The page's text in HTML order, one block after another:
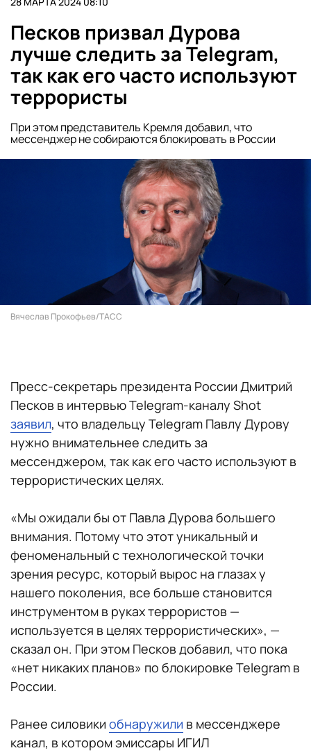
Песков призвал Дурова
лучше следить за Telegram,
так как его часто используют
террористы
При этом представитель Кремля добавил, что
мессенджер не собираются блокировать в России
Вячеслав Прокофьев/ТАСС
Пресс-секретарь президента России Дмитрий
Песков в интервью Telegram-каналу Shot
заявил, что владельцу Telegram Павлу Дурову
нужно внимательнее следить за
мессенджером, так как его часто используют в
террористических целях.
«Мы ожидали бы от Павла Дурова большего
внимания. Потому что этот уникальный и
феноменальный с технологической точки
зрения ресурс, который вырос на глазах у
нашего поколения, все больше становится
инструментом в руках террористов —
используется в целях террористических», —
сказал он. При этом Песков добавил, что пока
«нет никаких планов» по блокировке Telegram в
России.
Ранее силовики обнаружили в мессенджере
канал, в котором эмиссары ИГИЛ